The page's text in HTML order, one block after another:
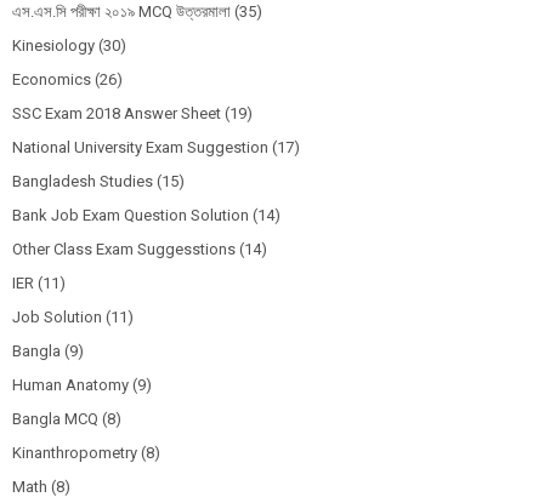
এস.এস.সি পরীক্ষা ২০১৯ MCQ উত্তরমালা (35)
Kinesiology (30)
Economics (26)
SSC Exam 2018 Answer Sheet (19)
National University Exam Suggestion (17)
Bangladesh Studies (15)
Bank Job Exam Question Solution (14)
Other Class Exam Suggesstions (14)
IER (11)
Job Solution (11)
Bangla (9)
Human Anatomy (9)
Bangla MCQ (8)
Kinanthropometry (8)
Math (8)